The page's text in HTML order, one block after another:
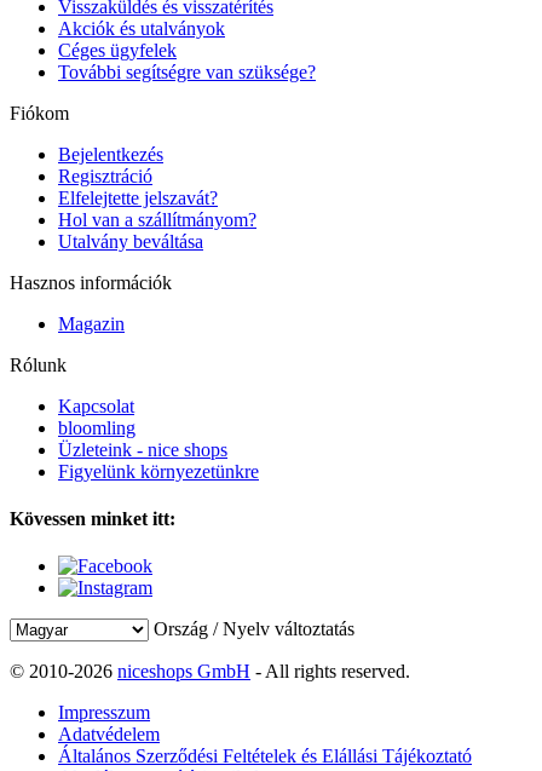
Visszaküldés és visszatérítés
Akciók és utalványok
Céges ügyfelek
További segítségre van szüksége?
Fiókom
Bejelentkezés
Regisztráció
Elfelejtette jelszavát?
Hol van a szállítmányom?
Utalvány beváltása
Hasznos információk
Magazin
Rólunk
Kapcsolat
bloomling
Üzleteink - nice shops
Figyelünk környezetünkre
Kövessen minket itt:
Ország / Nyelv változtatás
© 2010-2026 niceshops GmbH - All rights reserved.
Impresszum
Adatvédelem
Általános Szerződési Feltételek és Elállási Tájékoztató